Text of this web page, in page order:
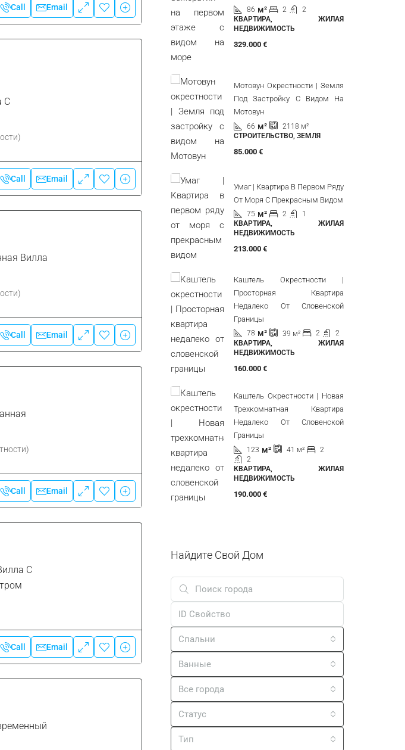
Call Email
С
Call Email
Вилла
Call Email
Call Email
С
Call Email
Первом Этаже С Видом На
Море
КВАРТИРА, ЖИЛАЯ
Мотовун Окрестности | Земля
Под Застройку С Видом На
66 м²
Умаг | Квартира В Первом Ряду
От Моря С Прекрасным Видом
КВАРТИРА, ЖИЛАЯ
213.000 €
Каштель Окрестности |
Просторная Квартира
Недалеко От Словенской
Границы
КВАРТИРА, ЖИЛАЯ
160.000 €
Каштель Окрестности | Новая
Трехкомнатная Квартира
Недалеко От Словенской
Границы
123 м² 41
КВАРТИРА, ЖИЛАЯ
Найдите Свой Дом
Спальни
Ванные
Все города
Статус